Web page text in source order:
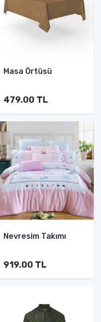
Masa Örtüsü
479.00 TL
Nevresim Takımı
919.00 TL